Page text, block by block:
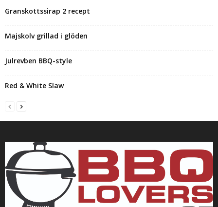
Granskottssirap 2 recept
Majskolv grillad i glöden
Julrevben BBQ-style
Red & White Slaw